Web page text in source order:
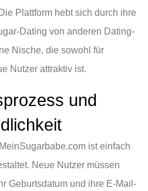
Plattform hebt sich durch ihre
Dating von anderen Dating-
Nische, die sowohl für
Nutzer attraktiv ist.
und
ist einfach
Neue Nutzer müssen
Geburtsdatum und ihre E-Mail-